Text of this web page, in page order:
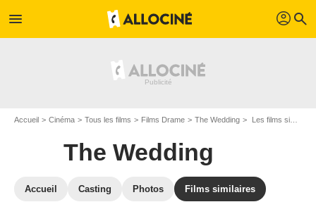
menu profil search
Accueil Cinéma Tous les films Films Drame The Wedding Les films similaires à "The Wedding"
The Wedding
Accueil Casting Photos Films similaires